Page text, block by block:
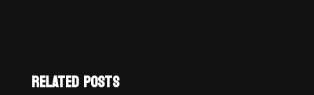
RELATED POSTS